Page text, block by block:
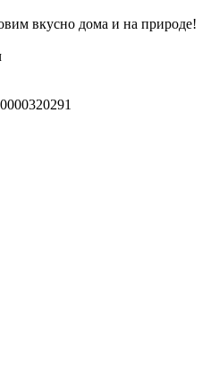
вкусно дома и на природе!